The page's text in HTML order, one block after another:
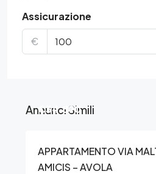
Assicurazione
€
Annunci Simili
€34.890
APPARTAMENTO VIA
AMICIS – AVOLA